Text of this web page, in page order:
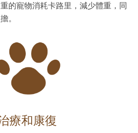
的寵物消耗卡路里，減少體重，同
。
療和康復